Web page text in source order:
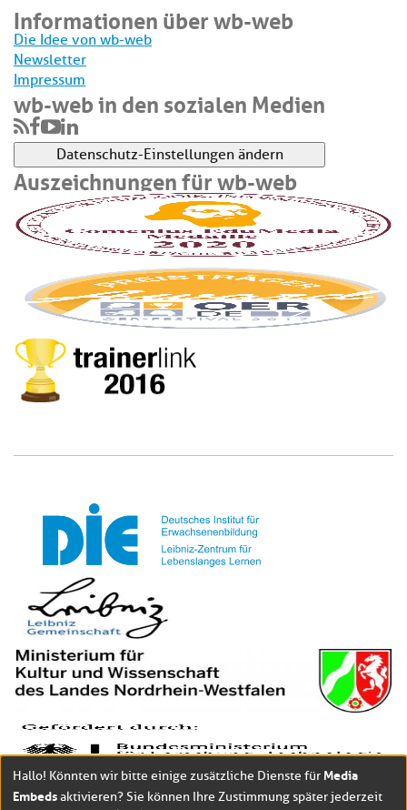
Informationen über wb-web
Die Idee von wb-web
Newsletter
Impressum
wb-web in den sozialen Medien
Datenschutz-Einstellungen ändern
Auszeichnungen für wb-web
Hallo! Könnten wir bitte einige zusätzliche Dienste für Media
Embedsaktivieren? Sie können Ihre Zustimmung später jederzeit